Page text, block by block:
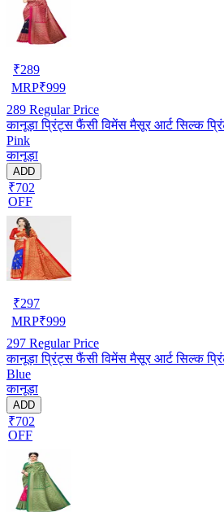
₹289
MRP₹999
289 Regular Price
कानूड़ा प्रिंट्स फैंसी विमेंस मैसूर आर्ट सिल्क
Pink
कानूड़ा
ADD
₹702
OFF
₹297
MRP₹999
297 Regular Price
कानूड़ा प्रिंट्स फैंसी विमेंस मैसूर आर्ट सिल्क
Blue
कानूड़ा
ADD
₹702
OFF